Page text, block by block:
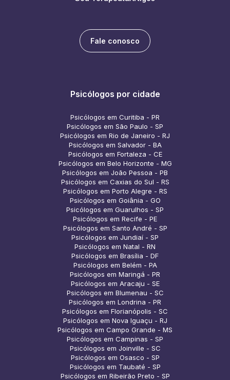
Fale conosco
Psicólogos por cidade
Psicólogos em Curitiba - PR
Psicólogos em São Paulo - SP
Psicólogos em Rio de Janeiro - RJ
Psicólogos em Salvador - BA
Psicólogos em Fortaleza - CE
Psicólogos em Belo Horizonte - MG
Psicólogos em João Pessoa - PB
Psicólogos em Caxias do Sul - RS
Psicólogos em Porto Alegre - RS
Psicólogos em Goiânia - GO
Psicólogos em Guarulhos - SP
Psicólogos em Recife - PE
Psicólogos em Santo André - SP
Psicólogos em Jundiaí - SP
Psicólogos em Natal - RN
Psicólogos em Brasília - DF
Psicólogos em Belém - PA
Psicólogos em Maringá - PR
Psicólogos em Aracaju - SE
Psicólogos em Blumenau - SC
Psicólogos em Londrina - PR
Psicólogos em Florianópolis - SC
Psicólogos em Nova Iguaçu - RJ
Psicólogos em Campo Grande - MS
Psicólogos em Campinas - SP
Psicólogos em Joinville - SC
Psicólogos em Osasco - SP
Psicólogos em Taubaté - SP
Psicólogos em Ribeirão Preto - SP